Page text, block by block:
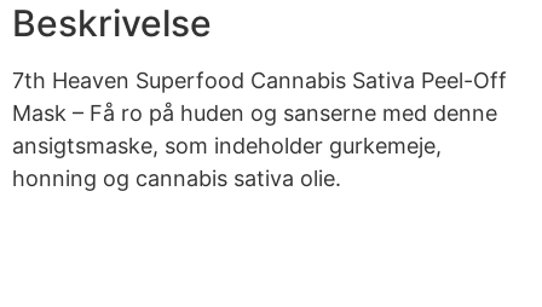
Beskrivelse
7th Heaven Superfood Cannabis Sativa Peel-Off
Mask – Få ro på huden og sanserne med denne
ansigtsmaske, som indeholder gurkemeje,
honning og cannabis sativa olie.